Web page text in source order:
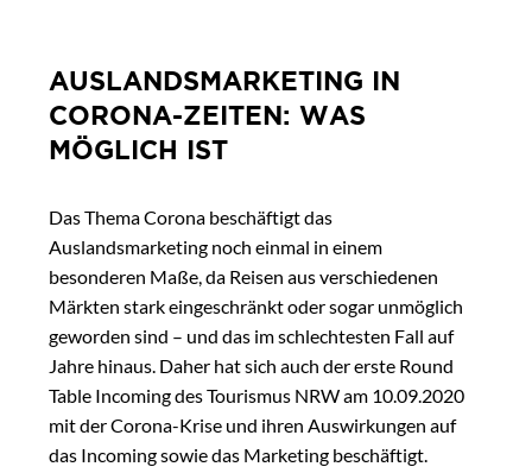
AUSLANDSMARKETING IN
CORONA-ZEITEN: WAS
MÖGLICH IST
Das Thema Corona beschäftigt das
Auslandsmarketing noch einmal in einem
besonderen Maße, da Reisen aus verschiedenen
Märkten stark eingeschränkt oder sogar unmöglich
geworden sind – und das im schlechtesten Fall auf
Jahre hinaus. Daher hat sich auch der erste Round
Table Incoming des Tourismus NRW am 10.09.2020
mit der Corona-Krise und ihren Auswirkungen auf
das Incoming sowie das Marketing beschäftigt.